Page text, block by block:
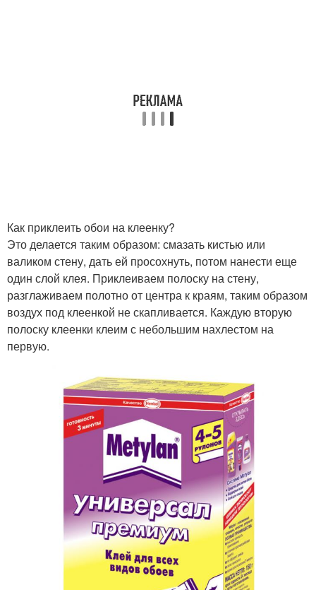
Как приклеить обои на клеенку?
Это делается таким образом: смазать кистью или
валиком стену, дать ей просохнуть, потом нанести еще
один слой клея. Приклеиваем полоску на стену,
разглаживаем полотно от центра к краям, таким образом
воздух под клеенкой не скапливается. Каждую вторую
полоску клеенки клеим с небольшим нахлестом на
первую.